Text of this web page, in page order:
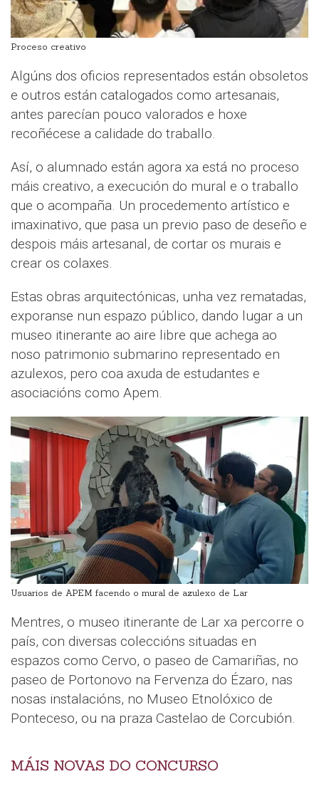
Proceso creativo
Algúns dos oficios representados están obsoletos
e outros están catalogados como artesanais,
antes parecían pouco valorados e hoxe
recoñécese a calidade do traballo.
Así, o alumnado están agora xa está no proceso
máis creativo, a execución do mural e o traballo
que o acompaña. Un procedemento artístico e
imaxinativo, que pasa un previo paso de deseño e
despois máis artesanal, de cortar os murais e
crear os colaxes.
Estas obras arquitectónicas, unha vez rematadas,
exporanse nun espazo público, dando lugar a un
museo itinerante ao aire libre que achega ao
noso patrimonio submarino representado en
azulexos, pero coa axuda de estudantes e
asociacións como Apem.
Usuarios de APEM facendo o mural de azulexo de Lar
Mentres, o museo itinerante de Lar xa percorre o
país, con diversas coleccións situadas en
espazos como Cervo, o paseo de Camariñas, no
paseo de Portonovo na Fervenza do Ézaro, nas
nosas instalacións, no Museo Etnolóxico de
Ponteceso, ou na praza Castelao de Corcubión.
MÁIS NOVAS DO CONCURSO